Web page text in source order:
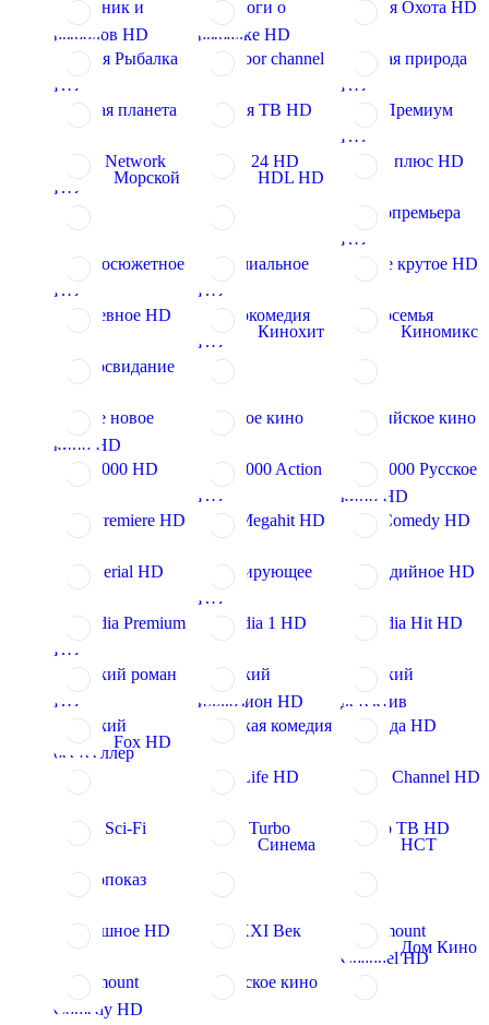
Охотник и
рыболов HD
Диалоги о
рыбалке HD
Дикая Охота HD
Дикая Рыбалка
HD
Outdoor channel
Живая природа
HD
Живая планета
Кухня ТВ HD
Еда Премиум
HD
Food Network
HD
Авто 24 HD
Авто плюс HD
Морской
HDL HD
Кинопремьера
HD
Остросюжетное
HD
Премиальное
HD
Наше крутое HD
Душевное HD
Кинокомедия
HD
Киносемья
Киносвидание
Кинохит Киномикс
Наше новое
кино HD
Родное кино Индийское кино
TV 1000 HD
TV 1000 Action
HD
TV 1000 Русское
кино HD
ViP Premiere HD
ViP Megahit HD ViP Comedy HD
ViP Serial HD
Шокирующее
HD
Комедийное HD
Amedia Premium
HD
Amedia 1 HD Amedia Hit HD
Русский роман
HD
Русский
иллюзион HD
Русский
детектив
Русский
бестселлер
Русская комедия
Победа HD
Fox HD
Fox Life HD
Sony Channel HD
Sony Sci-Fi Sony Turbo Кино ТВ HD
Кинопоказ
Синема НСТ
Страшное HD TV XXI Век
Paramount
Channel HD
Paramount
Comedy HD
Мужское кино
Дом Кино